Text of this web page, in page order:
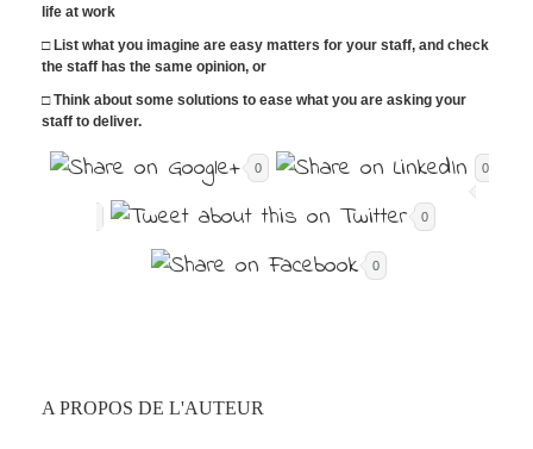
life at work
□ List what you imagine are easy matters for your staff, and check
the staff has the same opinion, or
□ Think about some solutions to ease what you are asking your
staff to deliver.
0 0
0
0
A PROPOS DE L'AUTEUR